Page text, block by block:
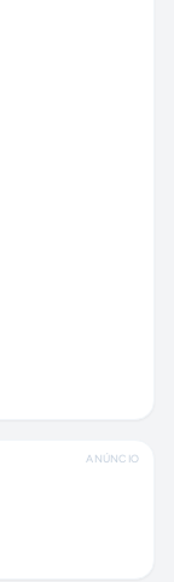
ANÚNCIO